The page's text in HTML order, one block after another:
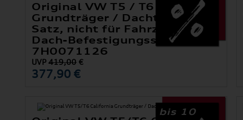
Original VW T5 / T6
Grundträger / Dachträger-
Satz, nicht für Fahrzeuge mit
Dach-Befestigungsschiene
7H0071126
UVP419,00 €
377,90 €
bis 10